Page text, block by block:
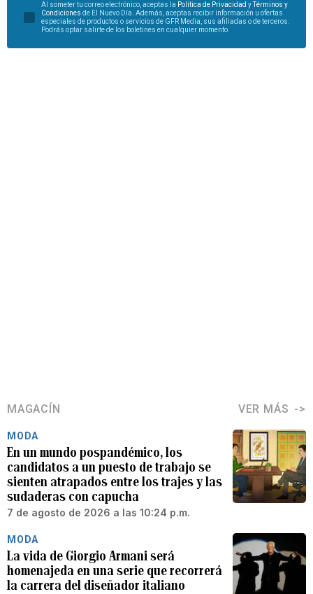
Al someter tu correo electrónico, aceptas la Política de Privacidad y
Términos y
Condiciones de El Nuevo Día. Además, aceptas recibir información u ofertas
especiales de productos o servicios de GFR Media, sus afiliadas o de terceros.
Podrás optar salirte de los boletines en cualquier momento.
MAGACÍN VER MÁS
MODA
En un mundo pospandémico, los
candidatos a un puesto de trabajo se
sienten atrapados entre los trajes y las
sudaderas con capucha
7 de agosto de 2026 a las 10:24 p.m.
MODA
La vida de Giorgio Armani será
homenajeda en una serie que recorrerá
la carrera del diseñador italiano